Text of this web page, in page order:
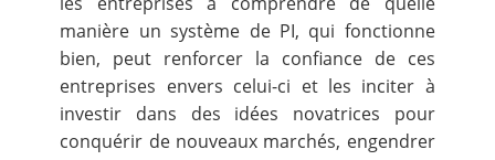
manière un système de PI, qui fonctionne
bien, peut renforcer la confiance de ces
entreprises envers celui-ci et les inciter à
investir dans des idées novatrices pour
conquérir de nouveaux marchés, engendrer